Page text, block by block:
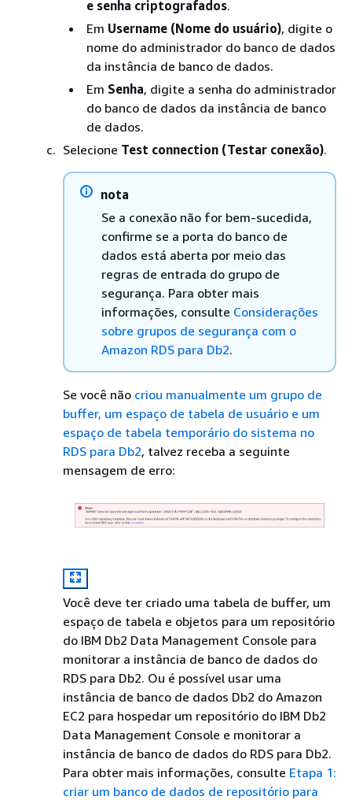
e senha criptografados.
Em Username (Nome do usuário), digite o
nome do administrador do banco de dados
da instância de banco de dados.
Em Senha, digite a senha do administrador
do banco de dados da instância de banco
de dados.
Selecione Test connection (Testar conexão).
nota
Se a conexão não for bem-sucedida,
confirme se a porta do banco de
dados está aberta por meio das
regras de entrada do grupo de
segurança. Para obter mais
informações, consulte Considerações
sobre grupos de segurança com o
Amazon RDS para Db2.
Se você não criou manualmente um grupo de
buffer, um espaço de tabela de usuário e um
espaço de tabela temporário do sistema no
RDS para Db2, talvez receba a seguinte
mensagem de erro:
Você deve ter criado uma tabela de buffer, um
espaço de tabela e objetos para um repositório
do IBM Db2 Data Management Console para
monitorar a instância de banco de dados do
RDS para Db2. Ou é possível usar uma
instância de banco de dados Db2 do Amazon
EC2 para hospedar um repositório do IBM Db2
Data Management Console e monitorar a
instância de banco de dados do RDS para Db2.
Para obter mais informações, consulte Etapa 1:
criar um banco de dados de repositório para